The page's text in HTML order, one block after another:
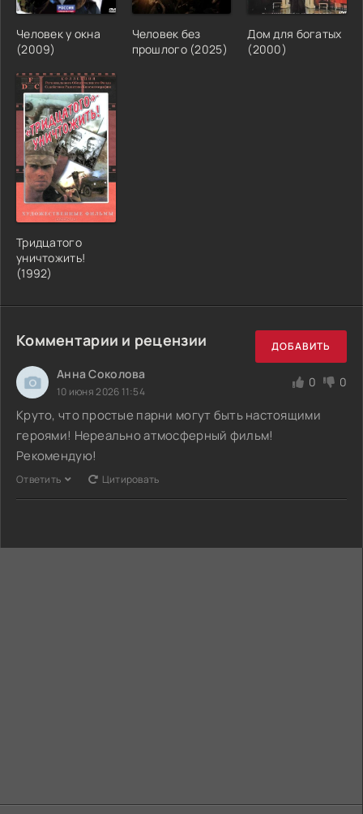
Человек у окна
(2009)
Человек без
прошлого (2025)
Дом для богатых
(2000)
Тридцатого
уничтожить!
(1992)
Комментарии и рецензии ДОБАВИТЬ
Анна Соколова
10 июня 2026 11:54
0 0
Круто, что простые парни могут быть настоящими
героями! Нереально атмосферный фильм!
Рекомендую!
Ответить Цитировать